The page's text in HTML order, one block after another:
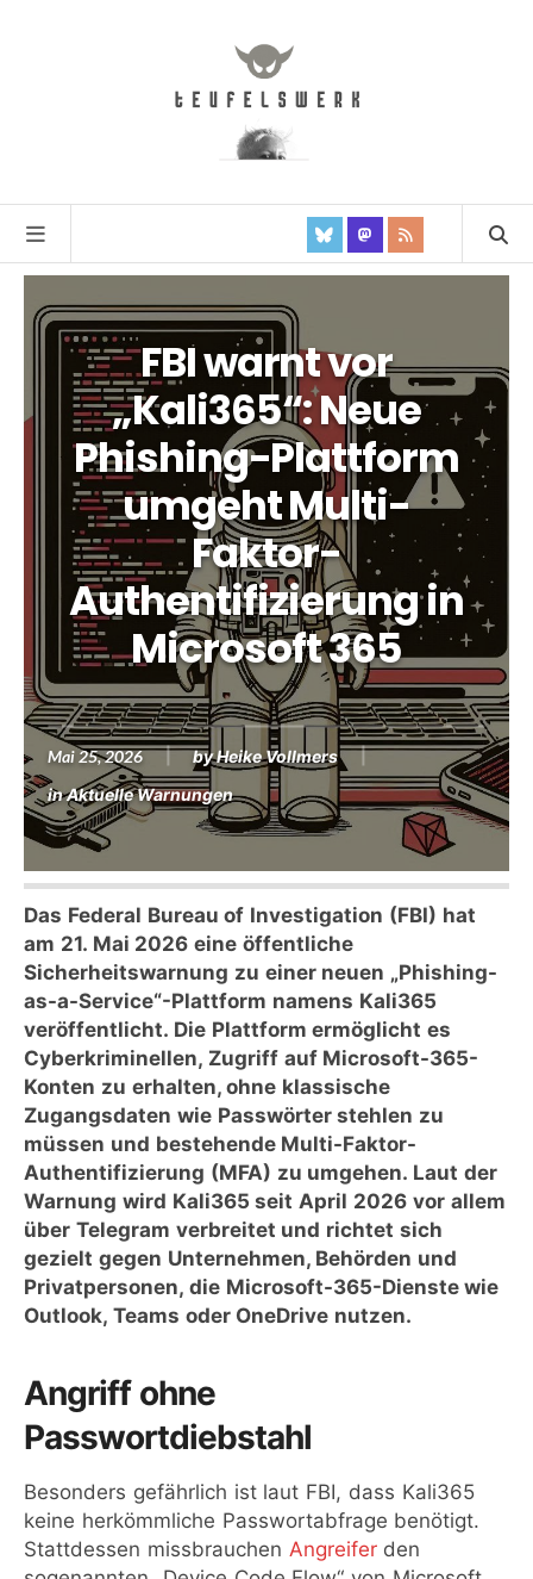
FBI warnt vor
„Kali365“: Neue
Phishing-Plattform
umgeht Multi-
Faktor-
Authentifizierung in
Microsoft 365
Mai 25, 2026 byHeike Vollmers
inAktuelle Warnungen
Das Federal Bureau of Investigation (FBI) hat
am 21. Mai 2026 eine öffentliche
Sicherheitswarnung zu einer neuen „Phishing-
as-a-Service“-Plattform namens Kali365
veröffentlicht. Die Plattform ermöglicht es
Cyberkriminellen, Zugriff auf Microsoft-365-
Konten zu erhalten, ohne klassische
Zugangsdaten wie Passwörter stehlen zu
müssen und bestehende Multi-Faktor-
Authentifizierung (MFA) zu umgehen. Laut der
Warnung wird Kali365 seit April 2026 vor allem
über Telegram verbreitet und richtet sich
gezielt gegen Unternehmen, Behörden und
Privatpersonen, die Microsoft-365-Dienste wie
Outlook, Teams oder OneDrive nutzen.
Angriff ohne
Passwortdiebstahl
Besonders gefährlich ist laut FBI, dass Kali365
keine herkömmliche Passwortabfrage benötigt.
Stattdessen missbrauchen Angreiferden